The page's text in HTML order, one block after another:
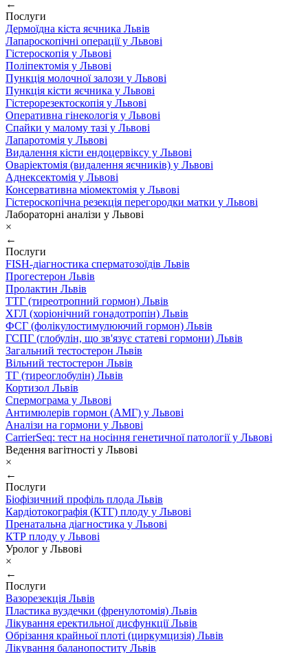
←
Послуги
Дермоїдна кіста яєчника Львів
Лапароскопічні операції у Львові
Гістероскопія у Львові
Поліпектомія у Львові
Пункція молочної залози у Львові
Пункція кісти яєчника у Львові
Гістерорезектоскопія у Львові
Оперативна гінекологія у Львові
Спайки у малому тазі у Львові
Лапаротомія у Львові
Видалення кісти ендоцервіксу у Львові
Оваріектомія (видалення яєчників) у Львові
Аднексектомія у Львові
Консервативна міомектомія у Львові
Гістероскопічна резекція перегородки матки у Львові
Лабораторні аналізи у Львові
×
←
Послуги
FISH-діагностика сперматозоїдів Львів
Прогестерон Львів
Пролактин Львів
ТТГ (тиреотропний гормон) Львів
ХГЛ (хоріонічний гонадотропін) Львів
ФСГ (фолікулостимулюючий гормон) Львів
ГСПГ (глобулін, що зв'язує статеві гормони) Львів
Загальний тестостерон Львів
Вільний тестостерон Львів
ТГ (тиреоглобулін) Львів
Кортизол Львів
Спермограма у Львові
Антимюлерів гормон (АМГ) у Львові
Аналізи на гормони у Львові
CarrierSeq: тест на носіння генетичної патології у Львові
Ведення вагітності у Львові
×
←
Послуги
Біофізичний профіль плода Львів
Кардіотокографія (КТГ) плоду у Львові
Пренатальна діагностика у Львові
КТР плоду у Львові
Уролог у Львові
×
←
Послуги
Вазорезекція Львів
Пластика вуздечки (френулотомія) Львів
Лікування еректильної дисфункції Львів
Обрізання крайньої плоті (циркумцизія) Львів
Лікування баланопоститу Львів